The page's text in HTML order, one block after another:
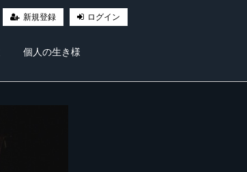
新規登録 ログイン
個人の生き様